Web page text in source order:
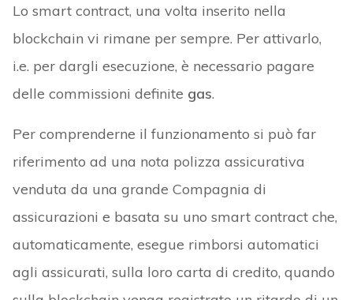
Lo smart contract, una volta inserito nella
blockchain vi rimane per sempre. Per attivarlo,
i.e. per dargli esecuzione, è necessario pagare
delle commissioni definite gas.
Per comprenderne il funzionamento si può far
riferimento ad una nota polizza assicurativa
venduta da una grande Compagnia di
assicurazioni e basata su uno smart contract che,
automaticamente, esegue rimborsi automatici
agli assicurati, sulla loro carta di credito, quando